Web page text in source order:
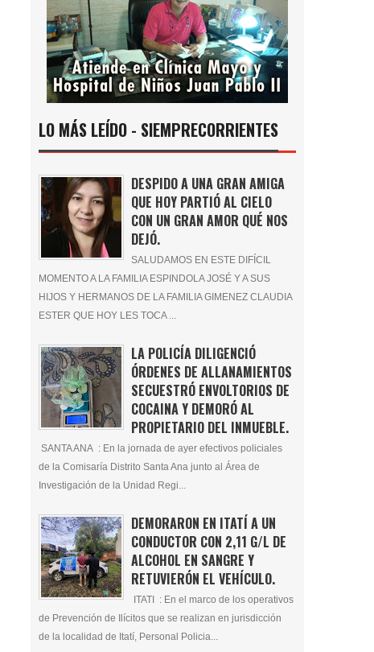
LO MÁS LEÍDO - SIEMPRECORRIENTES
DESPIDO A UNA GRAN AMIGA
QUE HOY PARTIÓ AL CIELO
CON UN GRAN AMOR QUÉ NOS
DEJÓ.
SALUDAMOS EN ESTE DIFÍCIL
MOMENTO A LA FAMILIA ESPINDOLA JOSÉ Y A SUS
HIJOS Y HERMANOS DE LA FAMILIA GIMENEZ CLAUDIA
ESTER QUE HOY LES TOCA ...
LA POLICÍA DILIGENCIÓ
ÓRDENES DE ALLANAMIENTOS
SECUESTRÓ ENVOLTORIOS DE
COCAINA Y DEMORÓ AL
PROPIETARIO DEL INMUEBLE.
SANTA ANA : En la jornada de ayer efectivos policiales
de la Comisaría Distrito Santa Ana junto al Área de
Investigación de la Unidad Regi...
DEMORARON EN ITATÍ A UN
CONDUCTOR CON 2,11 G/L DE
ALCOHOL EN SANGRE Y
RETUVIERÓN EL VEHÍCULO.
ITATI : En el marco de los operativos
de Prevención de Ilícitos que se realizan en jurisdicción
de la localidad de Itatí, Personal Policia...